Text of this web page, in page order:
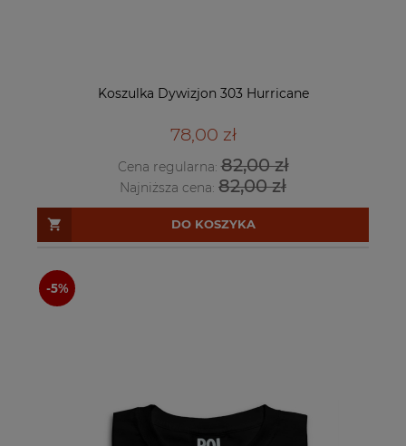
Koszulka Dywizjon 303 Hurricane
78,00 zł
Cena regularna:82,00 zł
Najniższa cena: 82,00 zł
DO KOSZYKA